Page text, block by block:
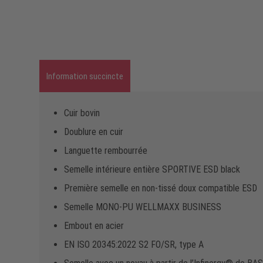
Information succincte
Cuir bovin
Doublure en cuir
Languette rembourrée
Semelle intérieure entière SPORTIVE ESD black
Première semelle en non-tissé doux compatible ESD
Semelle MONO-PU WELLMAXX BUSINESS
Embout en acier
EN ISO 20345:2022 S2 FO/SR, type A